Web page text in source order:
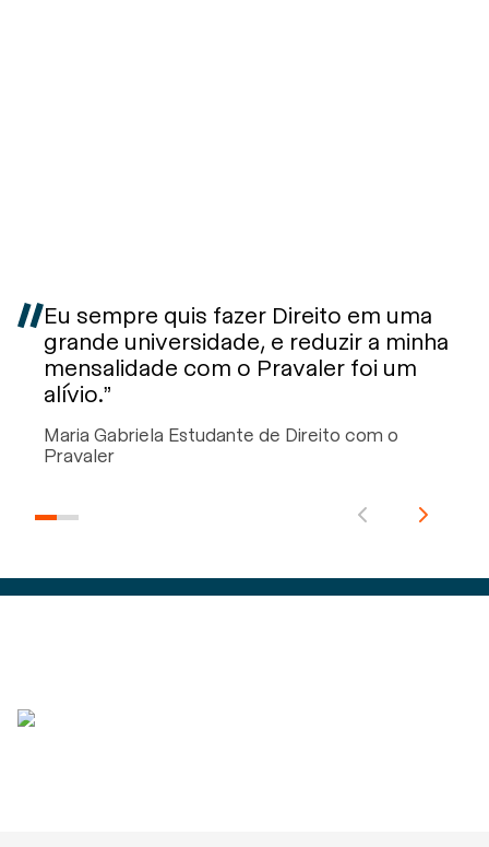
Eu sempre quis fazer Direito em uma
grande universidade, e reduzir a minha
mensalidade com o Pravaler foi um
alívio.”
Maria Gabriela Estudante de Direito com o
Pravaler